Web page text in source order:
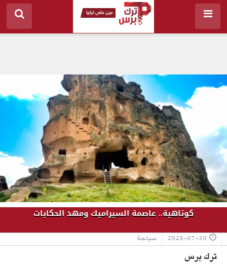
كوتاهية.. عاصمة السيراميك ومهد الحكايات
2025-07-30 سياحة
ترك برس